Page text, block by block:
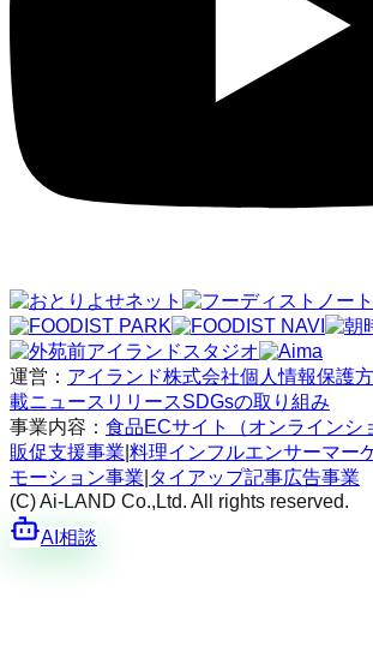
運営： アイランド株式会社個人情報保護
載ニュースリリースSDGsの取り組み
事業内容： 食品ECサイト（オンラインシ
販促支援事業 料理インフルエンサーマー
モーション事業 タイアップ記事広告事業
(C) Ai-LAND Co.,Ltd. All rights reserved.
AI相談